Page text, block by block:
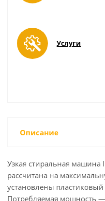
Услуги
Описание
Узкая стиральная машина
рассчитана на
установлены
Потребляемая мощность